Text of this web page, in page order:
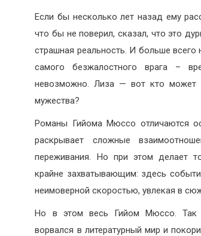
Если бы несколько лет назад ему
что бы не поверил, сказал, что это
страшная реальность. И больше всего
самого безжалостного врага –
невозможно. Лиза — вот кто может
мужества?
Романы Гийома Мюссо отличаются
раскрывает сложные
переживания. Но при этом делает
крайне захватывающим: здесь
неимоверной скоростью, увлекая в
Но в этом весь Гийом Мюссо. Так
ворвался в литературный мир и